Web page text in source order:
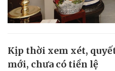
Kịp thời xem xét,
mới, chưa có tiền lệ